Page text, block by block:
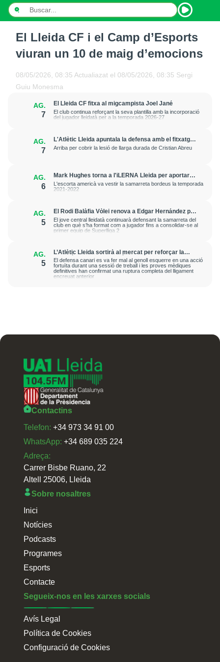
INICI
PROGRAMES
CONTACTE
El Lleida CF i el Camp d’Esports
viuran un 10 de maig d’emocions
08/05/2026, 08:35 Actualiazat el 08/05/2026, 08:35 Sergi
Guiu Monesma
AG.
7
El Lleida CF fitxa al migcampista Joel Jané
El club continua reforçant la seva plantilla amb la incorporació
del jugador lleidatà per a la temporada 2026-27
AG.
7
L'Atlètic Lleida apuntala la defensa amb el fitxatge
del central Fer Romero
Arriba per cobrir la lesió de llarga durada de Cristian Abreu
AG.
6
Mark Hughes torna a l'iLERNA Lleida per aportar
amenaça exterior
L'escorta americà va vestir la samarreta bordeus la temporada
2021-2022
AG.
5
El Rodi Balàfia Vòlei renova a Edgar Hernández per
a la temporada 2026-2027
El jove central lleidatà continuarà defensant la samarreta del
club en què s’ha format com a jugador fins a consolidar-se al
primer equip de Superlliga 2
AG.
5
L’Atlètic Lleida sortirà al mercat per reforçar la
posició de central després de la greu lesió que ha
patit Cristian Abreu
El defensa canari es va fer mal al genoll esquerre en una acció
fortuïta durant una sessió de treball i les proves mèdiques
definitives han confirmat una ruptura completa del lligament
encreuat anterior
Contactins
Telefon: +34 973 34 91 00
WhatsApp: +34 689 035 224
Adreça:
Carrer Bisbe Ruano, 22
Altell 25006, Lleida
Sobre nosaltres
Inici
Notícies
Podcasts
Programes
Esports
Contacte
Segueix-nos en les xarxes socials
Avís Legal
Política de Cookies
Configuració de Cookies